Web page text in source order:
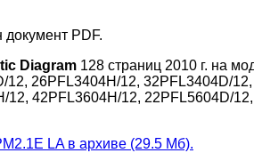
PDF.
Diagram 128 страниц 2010 г. на
12, 26PFL3404H/12, 32PFL3404D/
12, 42PFL3604H/12, 22PFL5604D/
LA в архиве (29.5 Мб).